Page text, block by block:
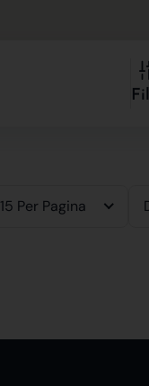
15 Per Pagina